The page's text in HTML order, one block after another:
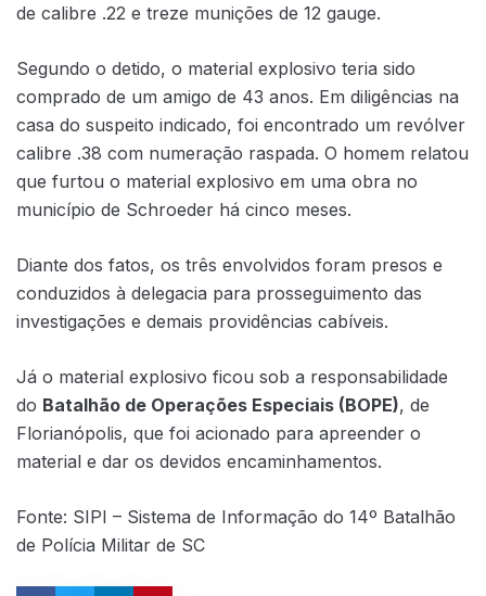
de calibre .22 e treze munições de 12 gauge.
Segundo o detido, o material explosivo teria sido
comprado de um amigo de 43 anos. Em diligências na
casa do suspeito indicado, foi encontrado um revólver
calibre .38 com numeração raspada. O homem relatou
que furtou o material explosivo em uma obra no
município de Schroeder há cinco meses.
Diante dos fatos, os três envolvidos foram presos e
conduzidos à delegacia para prosseguimento das
investigações e demais providências cabíveis.
Já o material explosivo ficou sob a responsabilidade
do Batalhão de Operações Especiais (BOPE), de
Florianópolis, que foi acionado para apreender o
material e dar os devidos encaminhamentos.
Fonte: SIPI – Sistema de Informação do 14º Batalhão
de Polícia Militar de SC